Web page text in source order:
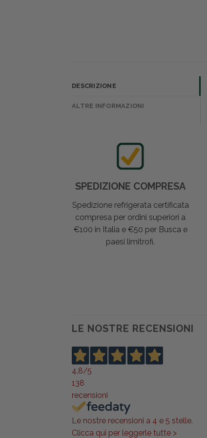
DESCRIZIONE
ALTRE INFORMAZIONI
SPEDIZIONE COMPRESA
Spedizione refrigerata certificata
compresa per ordini superiori a
€100 in Italia e €50 per Busca e
paesi limitrofi.
LE NOSTRE RECENSIONI
4,8/5
138
recensioni
Le nostre recensioni a 4 e 5 stelle.
Clicca qui per leggerle tutte >